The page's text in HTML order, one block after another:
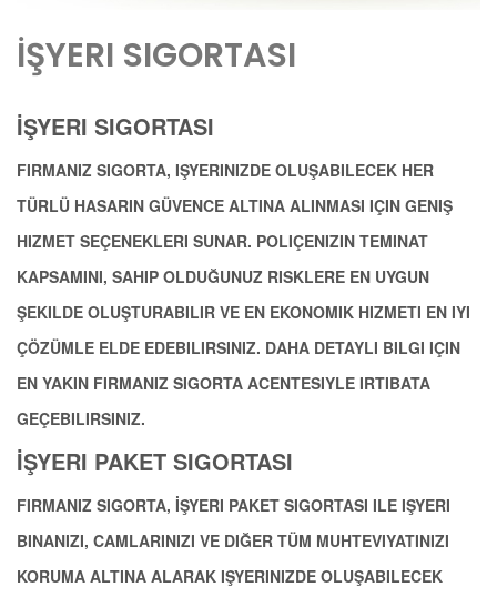
İŞYERI SIGORTASI
İŞYERI SIGORTASI
FIRMANIZ SIGORTA, IŞYERINIZDE OLUŞABILECEK HER
TÜRLÜ HASARIN GÜVENCE ALTINA ALINMASI IÇIN GENIŞ
HIZMET SEÇENEKLERI SUNAR. POLIÇENIZIN TEMINAT
KAPSAMINI, SAHIP OLDUĞUNUZ RISKLERE EN UYGUN
ŞEKILDE OLUŞTURABILIR VE EN EKONOMIK HIZMETI EN IYI
ÇÖZÜMLE ELDE EDEBILIRSINIZ. DAHA DETAYLI BILGI IÇIN
EN YAKIN FIRMANIZ SIGORTA ACENTESIYLE IRTIBATA
GEÇEBILIRSINIZ.
İŞYERI PAKET SIGORTASI
FIRMANIZ SIGORTA, İŞYERI PAKET SIGORTASI ILE IŞYERI
BINANIZI, CAMLARINIZI VE DIĞER TÜM MUHTEVIYATINIZI
KORUMA ALTINA ALARAK IŞYERINIZDE OLUŞABILECEK